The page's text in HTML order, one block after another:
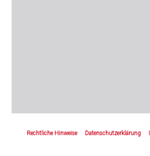
Rechtliche Hinweise Datenschutzerklärung